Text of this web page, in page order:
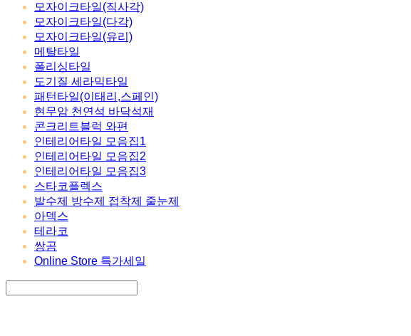
모자이크타일(직사각)
모자이크타일(다각)
모자이크타일(유리)
메탈타일
폴리싱타일
도기질 세라믹타일
패턴타일(이태리,스페인)
현무암 천연석 바닥석재
콘크리트블럭 와편
인테리어타일 모음집1
인테리어타일 모음집2
인테리어타일 모음집3
스타코플렉스
발수제 방수제 접착제 줄눈제
아덱스
테라코
쌍곰
Online Store 특가세일